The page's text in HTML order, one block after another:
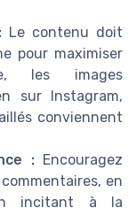
Le contenu doit
pour maximiser
les images
sur Instagram,
conviennent
:Encouragez
en
incitant à la